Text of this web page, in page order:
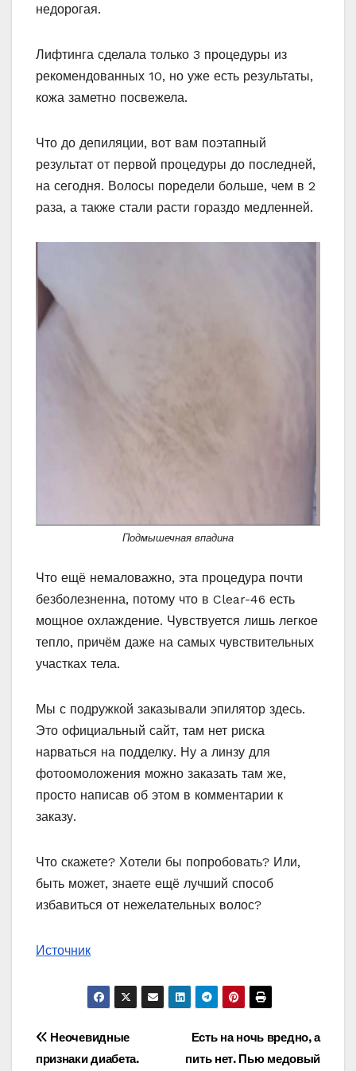
недорогая.
Лифтинга сделала только 3 процедуры из
рекомендованных 10, но уже есть результаты,
кожа заметно посвежела.
Что до депиляции, вот вам поэтапный
результат от первой процедуры до последней,
на сегодня. Волосы поредели больше, чем в 2
раза, а также стали расти гораздо медленней.
Подмышечная впадина
Что ещё немаловажно, эта процедура почти
безболезненна, потому что в Clear-46 есть
мощное охлаждение. Чувствуется лишь легкое
тепло, причём даже на самых чувствительных
участках тела.
Мы с подружкой заказывали эпилятор здесь.
Это официальный сайт, там нет риска
нарваться на подделку. Ну а линзу для
фотоомоложения можно заказать там же,
просто написав об этом в комментарии к
заказу.
Что скажете? Хотели бы попробовать? Или,
быть может, знаете ещё лучший способ
избавиться от нежелательных волос?
Источник
Навигация
Есть на ночь вредно, а
пить нет. Пью медовый
Неочевидные
признаки диабета.